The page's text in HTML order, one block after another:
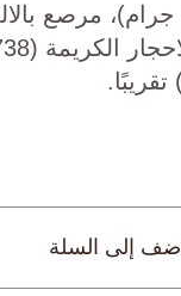
ذهب اصفر عيار 22 (12.139
أضف إلى السلة